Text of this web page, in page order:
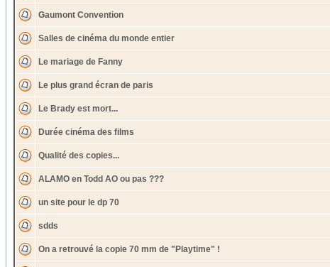
Gaumont Convention
Salles de cinéma du monde entier
Le mariage de Fanny
Le plus grand écran de paris
Le Brady est mort...
Durée cinéma des films
Qualité des copies...
ALAMO en Todd AO ou pas ???
un site pour le dp 70
sdds
On a retrouvé la copie 70 mm de "Playtime" !